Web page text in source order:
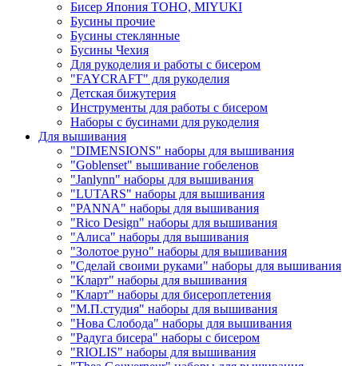
Бисер Япония TOHO, MIYUKI
Бусины прочие
Бусины стеклянные
Бусины Чехия
Для рукоделия и работы с бисером
"FAYCRAFT" для рукоделия
Детская бижутерия
Инструменты для работы с бисером
Наборы с бусинами для рукоделия
Для вышивания
"DIMENSIONS" наборы для вышивания
"Goblenset" вышивание гобеленов
"Janlynn" наборы для вышивания
"LUTARS" наборы для вышивания
"PANNA" наборы для вышивания
"Rico Design" наборы для вышивания
"Алиса" наборы для вышивания
"Золотое руно" наборы для вышивания
"Сделай своими руками" наборы для вышивания
"Кларт" наборы для вышивания
"Кларт" наборы для бисероплетения
"М.П.студия" наборы для вышивания
"Нова Слобода" наборы для вышивания
"Радуга бисера" наборы с бисером
"RIOLIS" наборы для вышивания